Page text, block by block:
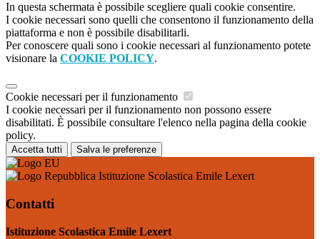
In questa schermata è possibile scegliere quali cookie consentire.
I cookie necessari sono quelli che consentono il funzionamento della
piattaforma e non è possibile disabilitarli.
Per conoscere quali sono i cookie necessari al funzionamento potete
visionare la COOKIE POLICY.
Cookie necessari per il funzionamento
I cookie necessari per il funzionamento non possono essere
disabilitati. È possibile consultare l'elenco nella pagina della cookie
policy.
Accetta tutti Salva le preferenze
Istituzione Scolastica Emile Lexert
Contatti
Istituzione Scolastica Emile Lexert